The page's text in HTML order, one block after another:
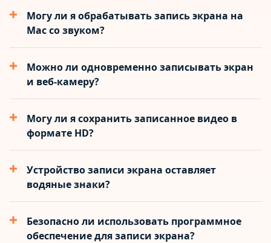
Могу ли я обрабатывать запись экрана на
Mac со звуком?
Можно ли одновременно записывать экран
и веб-камеру?
Могу ли я сохранить записанное видео в
формате HD?
Устройство записи экрана оставляет
водяные знаки?
Безопасно ли использовать программное
обеспечение для записи экрана?